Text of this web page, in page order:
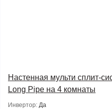
Настенная мульти сплит-
Long Pipe на 4 комнаты
Инвертор: Да